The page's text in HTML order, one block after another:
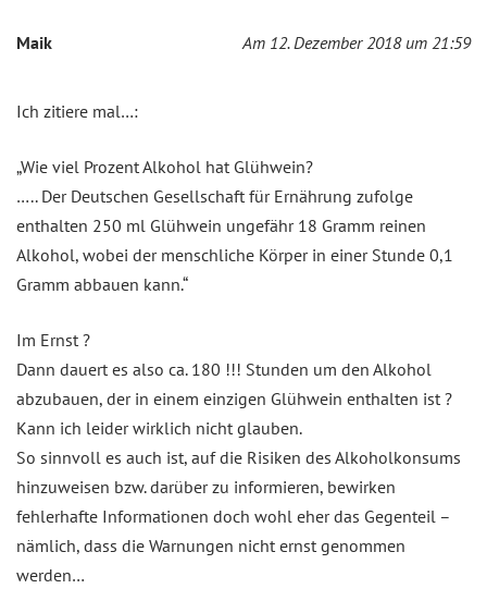
Maik Am 12. Dezember 2018 um 21:59
Ich zitiere mal…:
„Wie viel Prozent Alkohol hat Glühwein?
….. Der Deutschen Gesellschaft für Ernährung zufolge
enthalten 250 ml Glühwein ungefähr 18 Gramm reinen
Alkohol, wobei der menschliche Körper in einer Stunde 0,1
Gramm abbauen kann.“
Im Ernst ?
Dann dauert es also ca. 180 !!! Stunden um den Alkohol
abzubauen, der in einem einzigen Glühwein enthalten ist ?
Kann ich leider wirklich nicht glauben.
So sinnvoll es auch ist, auf die Risiken des Alkoholkonsums
hinzuweisen bzw. darüber zu informieren, bewirken
fehlerhafte Informationen doch wohl eher das Gegenteil –
nämlich, dass die Warnungen nicht ernst genommen
werden…